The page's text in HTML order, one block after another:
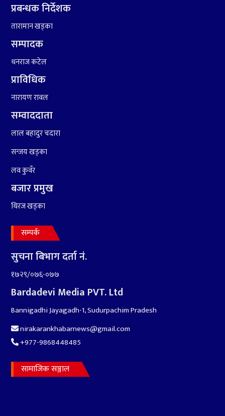
लाख हिनामिना
संघियता खारेज हुनसक्छ,
झलनाथ खनाल
प्रबन्धक निर्देशक
तारामान खड्का
सम्पादक
धनराज कटेल
प्राविधिक
नारायण रावल
सम्वाददाता
लाल बहादुर चदारा
सन्जय खड्का
लव कुवँर
बजार प्रमुख
धिरज खड्का
सम्पर्क
सुचना बिभाग दर्ता नं.
१७२९/०७६-०७७
Bardadevi Media PVT. Ltd
Bannigadhi Jayagadh-1, Sudurpachim Pradesh
nirakarankhabarnews@gmail.com
+977-9868448485
सामाजिक सञ्जाल